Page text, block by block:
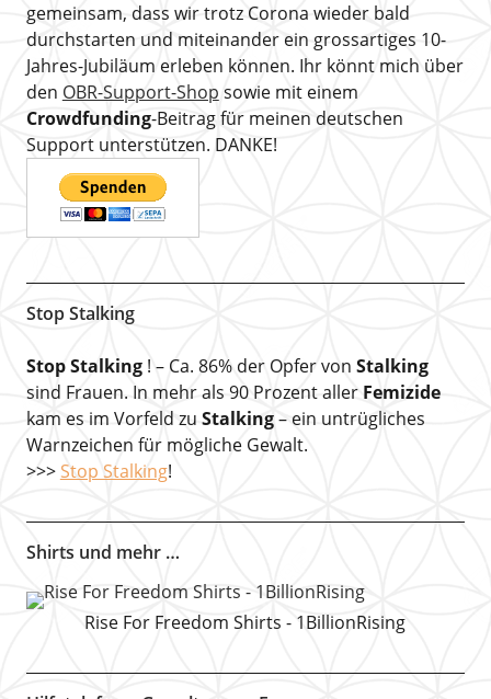
gemeinsam, dass wir trotz Corona wieder bald
durchstarten und miteinander ein grossartiges 10-
Jahres-Jubiläum erleben können. Ihr könnt mich über
den OBR-Support-Shop sowie mit einem
Crowdfunding-Beitrag für meinen deutschen
Support unterstützen. DANKE!
Stop Stalking
Stop Stalking! – Ca. 86% der Opfer von Stalking
sind Frauen. In mehr als 90 Prozent aller Femizide
kam es im Vorfeld zu Stalking– ein untrügliches
Warnzeichen für mögliche Gewalt.
>>> Stop Stalking!
Shirts und mehr …
Rise For Freedom Shirts - 1BillionRising